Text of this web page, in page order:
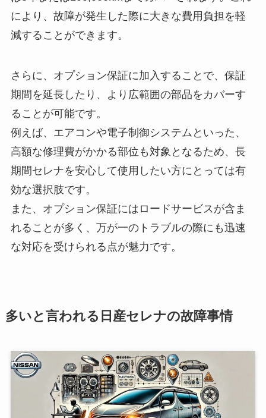
により、故障が発生した際に大きな費用負担を軽
減することができます。
さらに、オプション保証に加入することで、保証
期間を延長したり、より広範囲の部品をカバーす
ることが可能です。
例えば、エアコンや電子制御システムといった、
高額な修理費がかかる部位も対象となるため、長
期間セレナを安心して使用したい方にとっては有
効な選択肢です。
また、オプション保証にはロードサービスが含ま
れることが多く、万が一のトラブルの際にも迅速
な対応を受けられる点が魅力です。
多いと言われる日産セレナの故障事情